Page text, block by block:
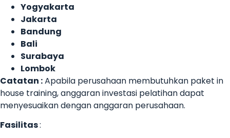
Yogyakarta
Jakarta
Bandung
Bali
Surabaya
Lombok
Catatan :Apabila perusahaan membutuhkan paket in
house training, anggaran investasi pelatihan dapat
menyesuaikan dengan anggaran perusahaan.
Fasilitas: